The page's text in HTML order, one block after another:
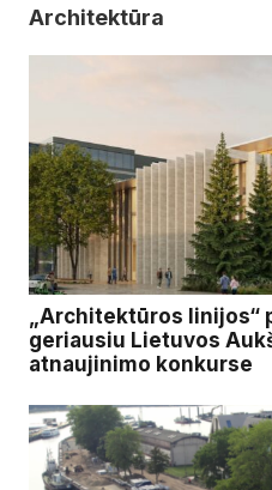
Architektūra
„Architektūros linijos“
geriausiu Lietuvos
atnaujinimo konkurse